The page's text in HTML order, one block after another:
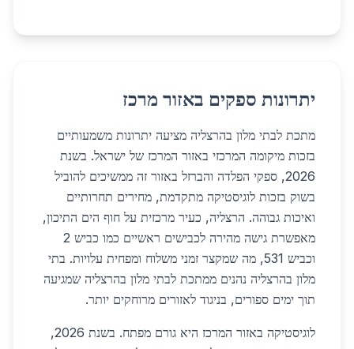
יתרונות ספקים באזור מרכז
מתכת לבתי מלון בהרצליה מציעה יתרונות משמעותיים
בזכות מיקומה המרכזי באזור המרכז של ישראל. בשנת
2026, ספקי הפלדה והברזל באזור זה ממשיכים להוביל
בשוק בזכות לוגיסטיקה מתקדמת, מחירים תחרותיים
ואיכות גבוהה. הרצליה, כעיר מרכזית על חוף הים התיכון,
מאפשרת גישה מהירה לכבישים ראשיים כמו כביש 2
וכביש 531, מה שמקצר זמני משלוח ומפחית עלויות. בתי
מלון בהרצליה נהנים ממתכת לבתי מלון בהרצליה שמגיעה
תוך ימים ספורים, בניגוד לאזורים מרוחקים יותר.
לוגיסטיקה באזור המרכז היא גורם מפתח. בשנת 2026,